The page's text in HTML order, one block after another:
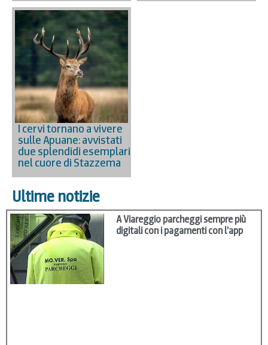
I cervi tornano a vivere
sulle Apuane: avvistati
due splendidi esemplari
nel cuore di Stazzema
Ultime notizie
A Viareggio parcheggi sempre più
digitali con i pagamenti con l’app